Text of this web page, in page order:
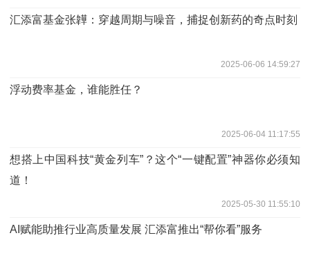
汇添富基金张韡：穿越周期与噪音，捕捉创新药的奇点时刻
2025-06-06 14:59:27
浮动费率基金，谁能胜任？
2025-06-04 11:17:55
想搭上中国科技“黄金列车”？这个“一键配置”神器你必须知
道！
2025-05-30 11:55:10
AI赋能助推行业高质量发展 汇添富推出“帮你看”服务